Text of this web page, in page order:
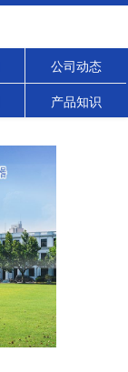
公司动态
产品知识